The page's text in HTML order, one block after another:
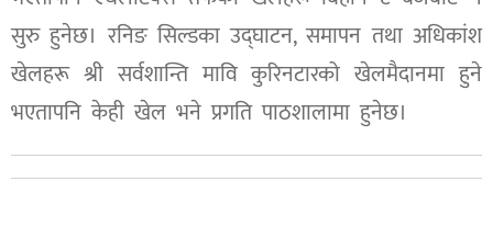
सुरु हुनेछ‌। रनिङ सिल्डका उद्घाटन, समापन तथा अधिकांश
खेलहरू श्री सर्वशान्ति मावि कुरिनटारको खेलमैदानमा हुने
भएतापनि केही खेल भने प्रगति पाठशालामा हुनेछ।